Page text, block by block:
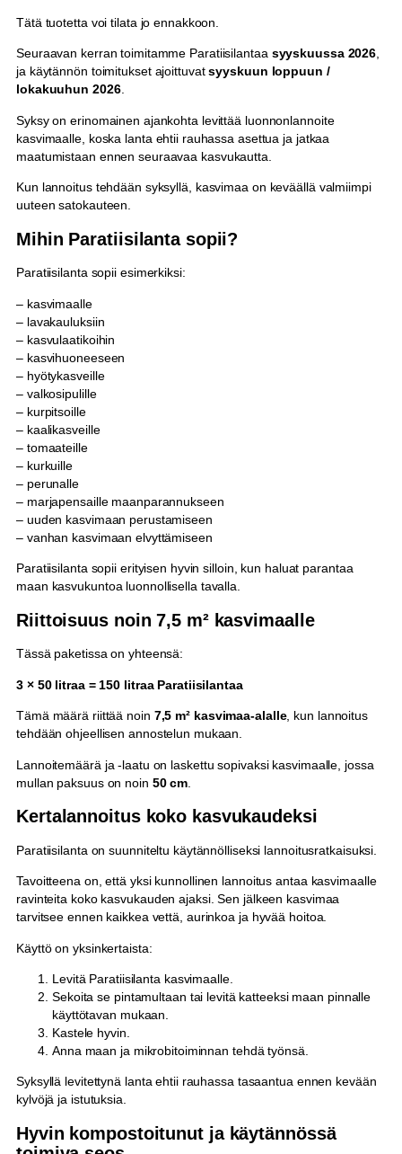
Tätä tuotetta voi tilata jo ennakkoon.
Seuraavan kerran toimitamme Paratiisilantaa syyskuussa 2026,
ja käytännön toimitukset ajoittuvatsyyskuun loppuun /
lokakuuhun 2026.
Syksy on erinomainen ajankohta levittää luonnonlannoite
kasvimaalle, koska lanta ehtii rauhassa asettua ja jatkaa
maatumistaan ennen seuraavaa kasvukautta.
Kun lannoitus tehdään syksyllä, kasvimaa on keväällä valmiimpi
uuteen satokauteen.
Mihin Paratiisilanta sopii?
Paratiisilanta sopii esimerkiksi:
– kasvimaalle
– lavakauluksiin
– kasvulaatikoihin
– kasvihuoneeseen
– hyötykasveille
– valkosipulille
– kurpitsoille
– kaalikasveille
– tomaateille
– kurkuille
– perunalle
– marjapensaille maanparannukseen
– uuden kasvimaan perustamiseen
– vanhan kasvimaan elvyttämiseen
Paratiisilanta sopii erityisen hyvin silloin, kun haluat parantaa
maan kasvukuntoa luonnollisella tavalla.
Riittoisuus noin 7,5 m² kasvimaalle
Tässä paketissa on yhteensä:
3 × 50 litraa = 150 litraa Paratiisilantaa
Tämä määrä riittää noin 7,5 m² kasvimaa-alalle, kun lannoitus
tehdään ohjeellisen annostelun mukaan.
Lannoitemäärä ja -laatu on laskettu sopivaksi kasvimaalle, jossa
mullan paksuus on noin 50 cm
Kertalannoitus koko kasvukaudeksi
Paratiisilanta on suunniteltu käytännölliseksi lannoitusratkaisuksi.
Tavoitteena on, että yksi kunnollinen lannoitus antaa kasvimaalle
ravinteita koko kasvukauden ajaksi. Sen jälkeen kasvimaa
tarvitsee ennen kaikkea vettä, aurinkoa ja hyvää hoitoa.
Käyttö on yksinkertaista:
Levitä Paratiisilanta kasvimaalle.
Sekoita se pintamultaan tai levitä katteeksi maan pinnalle
käyttötavan mukaan.
Kastele hyvin.
Anna maan ja mikrobitoiminnan tehdä työnsä.
Syksyllä levitettynä lanta ehtii rauhassa tasaantua ennen kevään
kylvöjä ja istutuksia.
Hyvin kompostoitunut ja käytännössä